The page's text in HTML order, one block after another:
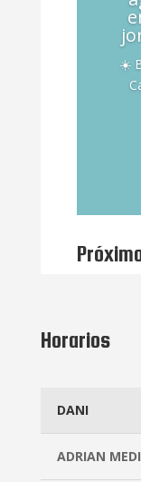
☀️
Horarios
DANI
ADRIAN